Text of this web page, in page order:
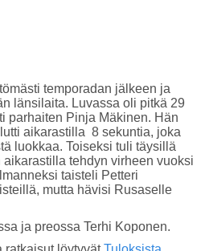
temporadan jälkeen ja
länsilaita. Luvassa oli pitkä 29
parhaiten Pinja Mäkinen. Hän
aikarastilla 8 sekuntia, joka
luokkaa. Toiseksi tuli täysillä
tehdyn virheen vuoksi
taisteli Petteri
mutta hävisi Rusaselle
ja preossa Terhi Koponen.